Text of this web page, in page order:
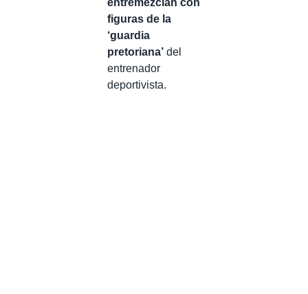
entremezclan con
figuras de la
‘guardia
pretoriana’ del
entrenador
deportivista.